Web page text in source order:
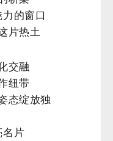
的窗口
片热土
交融
纽带
态绽放独
名片